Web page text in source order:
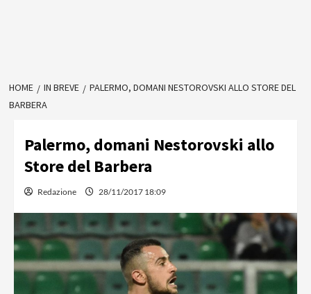
HOME IN BREVE
PALERMO, DOMANI NESTOROVSKI ALLO STORE DEL
BARBERA
Palermo, domani Nestorovski allo
Store del Barbera
Redazione 28/11/2017 18:09